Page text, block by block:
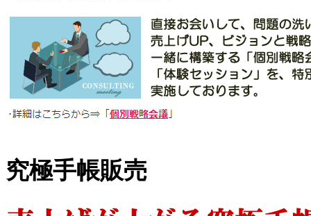
究極手帳販売